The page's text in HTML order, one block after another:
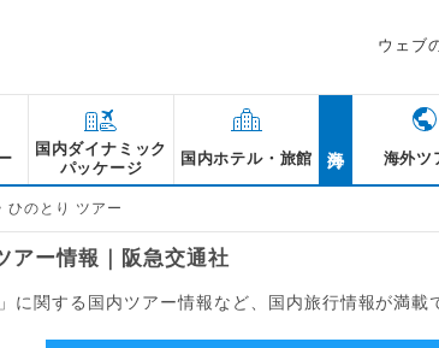
ウェブ
国内ダイナミック
パッケージ
国内ホテル・旅館 海外ツ
ひのとり ツアー
アー情報｜阪急交通社
に関する国内ツアー情報など、国内旅行情報が満載